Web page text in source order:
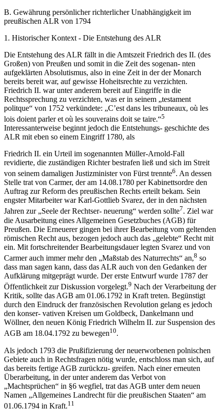
B. Gewährung persönlicher richterlicher Unabhängigkeit im
preußischen ALR von 1794
1. Historischer Kontext - Die Entstehung des ALR
Die Entstehung des ALR fällt in die Amtszeit Friedrich des II. (des
Großen) von Preußen und somit in die Zeit des sogenan- nten
aufgeklärten Absolutismus, also in eine Zeit in der der Monarch
bereits bereit war, auf gewisse Hoheitsrechte zu verzichten.
Friedrich II. war unter anderem bereit auf Eingriffe in die
Rechtssprechung zu verzichten, was er in seinem „testament
politque“ von 1752 verkündete: „C’est dans les tribuneaux, où les
lois doient parler et où les souverains doit se taire.“5
Interessanterweise beginnt jedoch die Entstehungs- geschichte des
ALR mit eben so einem Eingriff 1780, als
Friedrich II. ein Urteil im sogenannten Müller-Arnold-Fall
revidierte, die zuständigen Richter bestrafen ließ und sich im Streit
von seinem damaligen Justizminister von Fürst trennte6. An dessen
Stelle trat von Carmer, der am 14.08.1780 per Kabinettsordre den
Auftrag zur Reform des preußischen Rechts erteilt bekam. Sein
engster Mitarbeiter war Karl-Gottlieb Svarez, der in den nächsten
Jahren zur „Seele der Rechtser- neuerung“ werden sollte7. Ziel war
die Ausarbeitung eines Allgemeinen Gesetzbuches (AGB) für
Preußen. Die Erneuerer gingen bei ihrer Bearbeitung vom geltenden
römischen Recht aus, bezogen jedoch auch das „gelebte“ Recht mit
ein. Mit fortschreitender Bearbeitungsdauer legten Svarez und von
Carmer auch immer mehr den „Maßstab des Naturrechts“ an,8 so
dass man sagen kann, dass das ALR auch von den Gedanken der
Aufklärung mitgeprägt wurde. Der erste Entwurf wurde 1787 der
Öffentlichkeit zur Diskussion vorgelegt.9 Nach der Verarbeitung der
Kritik, sollte das AGB am 01.06.1792 in Kraft treten. Begünstigt
durch den Eindruck der französischen Revolution gelang es jedoch
den konser- vativen Kreisen um Goldbeck, Dankelmann und
Wöllner, den neuen König Friedrich Wilhelm II. zur Suspension des
AGB am 18.04.1792 zu bewegen10.
Als jedoch 1793 die Prußifizierung der neuerworbenen polnischen
Gebiete auch in Rechtsfragen nötig wurde, entschloss man sich, auf
das bereits fertige AGB zurückzu- greifen. Nach einer erneuten
Überarbeitung, in der unter anderem das Verbot von
„Machtsprüchen“ in §6 wegfiel, trat das AGB unter dem neuen
Namen „Allgemeines Landrecht für die preußischen Staaten“ am
01.06.1794 in Kraft.11